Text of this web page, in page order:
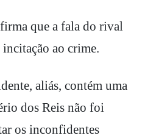
que a fala do rival
ao crime.
aliás, contém uma
dos Reis não foi
os inconfidentes